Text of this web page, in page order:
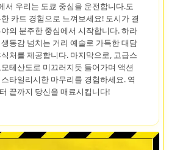
서 우리는 도쿄 중심을 운전합니다.도
카트 경험으로 느껴보세요! 도시가 결
의 분주한 중심에서 시작합니다. 하라
동감 넘치는 거리 예술로 가득한 대담
처를 제공합니다. 마지막으로, 고급스
테산도로 미끄러지듯 들어가며 액션
타일리시한 마무리를 경험하세요. 역
끝까지 당신을 매료시킵니다!